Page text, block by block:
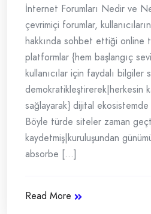
İnternet Forumları Nedir ve
çevrimiçi forumlar,
hakkında sohbet ettiği online
platformlar {hem başlangıç
kullanıcılar için faydalı bilgiler
demokratikleştirerek|herkesin
sağlayarak} dijital
Böyle türde siteler zaman
kaydetmiş|kuruluşundan
absorbe [...]
Read More